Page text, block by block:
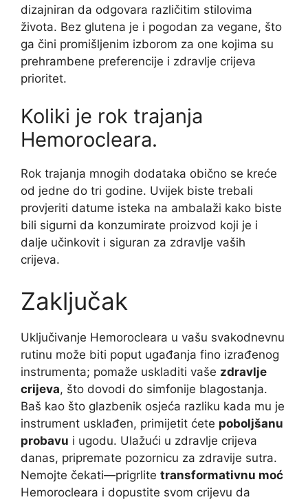
dizajniran da odgovara različitim stilovima
života. Bez glutena je i pogodan za vegane, što
ga čini promišljenim izborom za one kojima su
prehrambene preferencije i zdravlje crijeva
prioritet.
Koliki je rok trajanja
Hemorocleara.
Rok trajanja mnogih dodataka obično se kreće
od jedne do tri godine. Uvijek biste trebali
provjeriti datume isteka na ambalaži kako biste
bili sigurni da konzumirate proizvod koji je i
dalje učinkovit i siguran za zdravlje vaših
crijeva.
Zaključak
Uključivanje Hemorocleara u vašu svakodnevnu
rutinu može biti poput ugađanja fino izrađenog
instrumenta; pomaže uskladiti vaše zdravlje
crijeva, što dovodi do simfonije blagostanja.
Baš kao što glazbenik osjeća razliku kada mu je
instrument usklađen, primijetit ćete poboljšanu
probavu i ugodu. Ulažući u zdravlje crijeva
danas, pripremate pozornicu za zdravije sutra.
Nemojte čekati—prigrlite transformativnu moć
Hemorocleara i dopustite svom crijevu da